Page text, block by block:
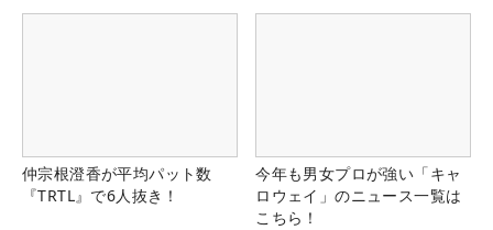
仲宗根澄香が平均パット数
『TRTL』で6人抜き！
今年も男女プロが強い「キャ
ロウェイ」のニュース一覧は
こちら！